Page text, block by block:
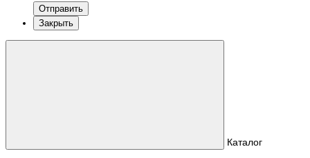
Отправить
Закрыть
Каталог